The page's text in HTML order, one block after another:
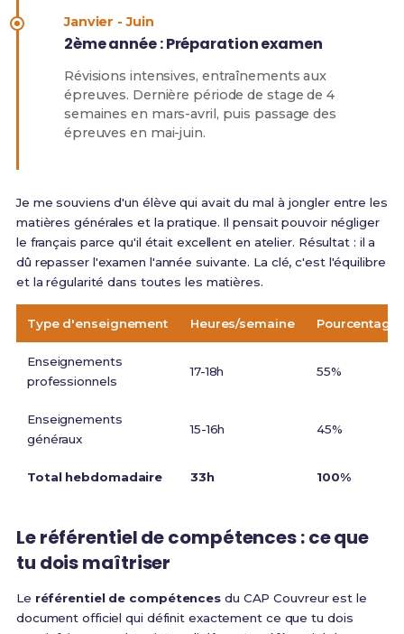
Janvier - Juin
2ème année : Préparation examen
Révisions intensives, entraînements aux
épreuves. Dernière période de stage de 4
semaines en mars-avril, puis passage des
épreuves en mai-juin.
Je me souviens d'un élève qui avait du mal à jongler entre les
matières générales et la pratique. Il pensait pouvoir négliger
le français parce qu'il était excellent en atelier. Résultat : il a
dû repasser l'examen l'année suivante. La clé, c'est l'équilibre
et la régularité dans toutes les matières.
Type d'enseignement Heures/semaine Pourcentage
Enseignements
professionnels
17-18h 55%
Enseignements
généraux
15-16h 45%
Total hebdomadaire 33h 100%
Le référentiel de compétences : ce que
tu dois maîtriser
Le référentiel de compétences du CAP Couvreur est le
document officiel qui définit exactement ce que tu dois